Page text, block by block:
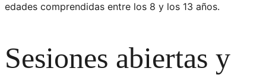
edades comprendidas entre los 8 y los 13 años.
Sesiones abiertas y